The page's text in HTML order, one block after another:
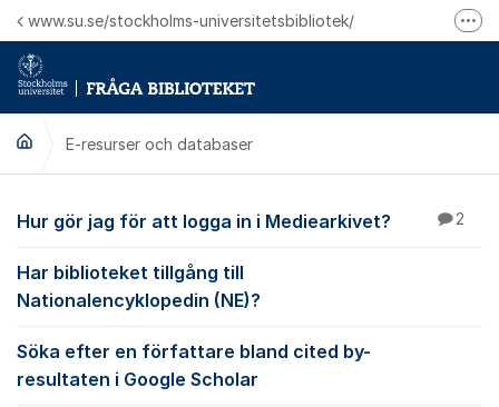
Hoppa till innehåll
www.su.se/stockholms-universitetsbibliotek/
E-resurser och databaser
E-resurser och
Hur gör jag för att logga in i Mediearkivet? 2
Har biblioteket tillgång till
Nationalencyklopedin (NE)?
Söka efter en författare bland cited by-
resultaten i Google Scholar